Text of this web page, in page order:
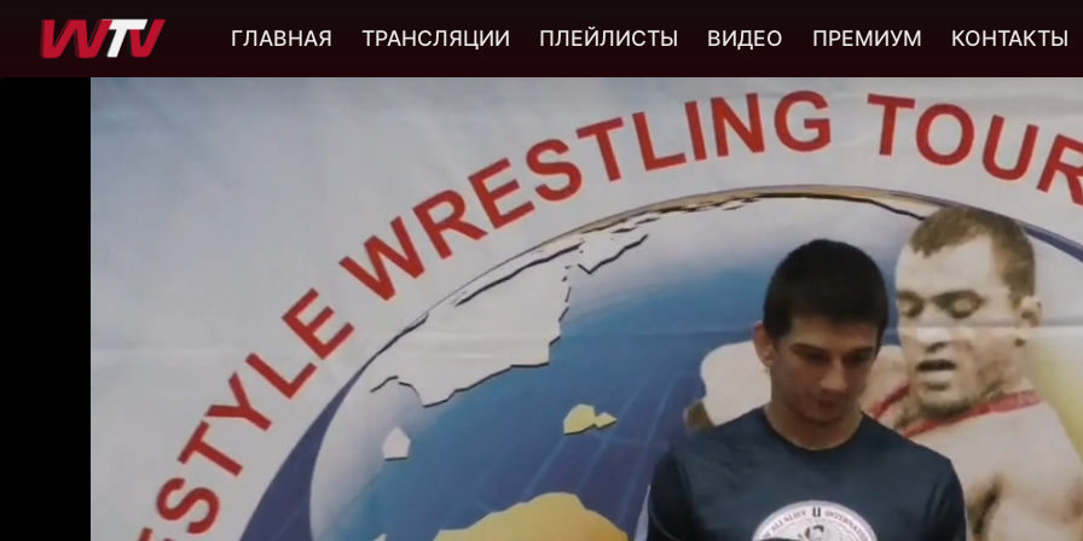
ГЛАВНАЯ ТРАНСЛЯЦИИ ПЛЕЙЛИСТЫ ВИДЕО ПРЕМИУМ КОНТАКТЫ